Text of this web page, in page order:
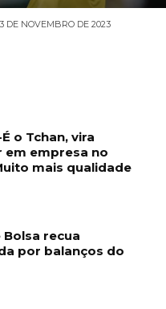
3 DE NOVEMBRO DE 2023
o Tchan, vira
em empresa no
mais qualidade
Bolsa recua
por balanços do